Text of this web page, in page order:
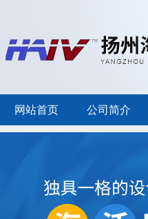
网站首页 公司简介